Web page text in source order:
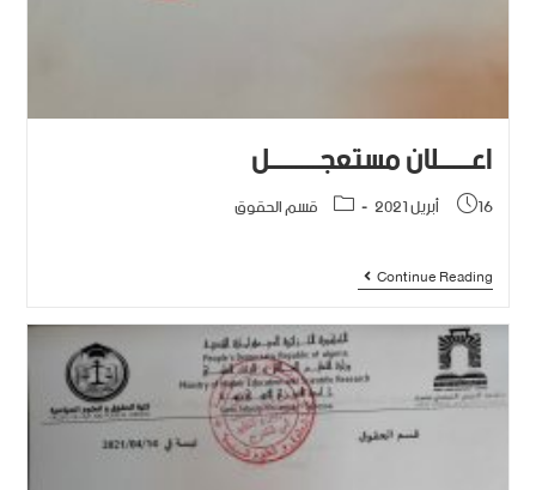
اعــــــلان مستعجـــــــــل
16 أبريل 2021 قسم الحقوق
Continue Reading